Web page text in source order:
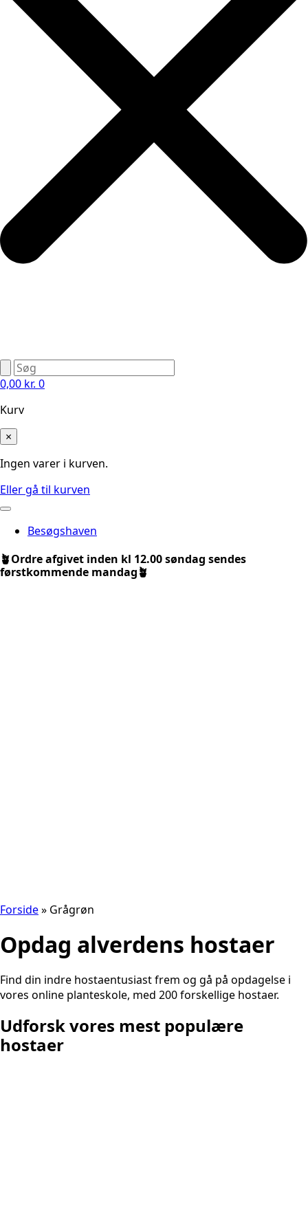
0,00 kr. 0
Kurv
×
Ingen varer i kurven.
Eller gå til kurven
Besøgshaven
🪴Ordre afgivet inden kl 12.00 søndag sendes
førstkommende mandag🪴
Forside» Grågrøn
Opdag alverdens hostaer
Find din indre hostaentusiast frem og gå på opdagelse i
vores online planteskole, med 200 forskellige hostaer.
Udforsk vores mest populære
hostaer